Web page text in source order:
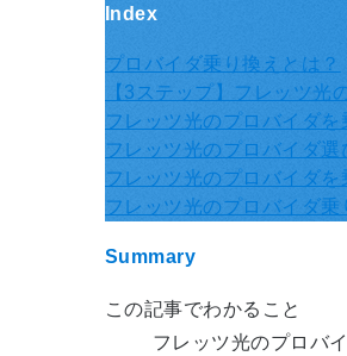
Index
プロバイダ乗り換えとは？
【3ステップ】フレッツ光
フレッツ光のプロバイダ
フレッツ光のプロバイダ
フレッツ光のプロバイダ
フレッツ光のプロバイダ
Summary
この記事でわかること
フレッツ光のプロバ